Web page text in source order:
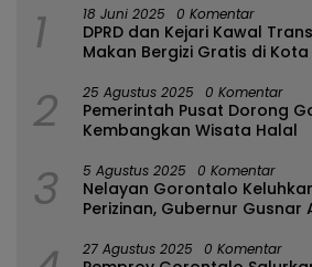
1 18 Juni 2025 0 Komentar
DPRD dan Kejari Kawal
Makan Bergizi Gratis di
2 25 Agustus 2025 0 Komentar
Pemerintah Pusat Dorong
Kembangkan Wisata Halal
3 5 Agustus 2025 0 Komentar
Nelayan Gorontalo
Perizinan, Gubernur Gusnar
27 Agustus 2025 0 Komentar